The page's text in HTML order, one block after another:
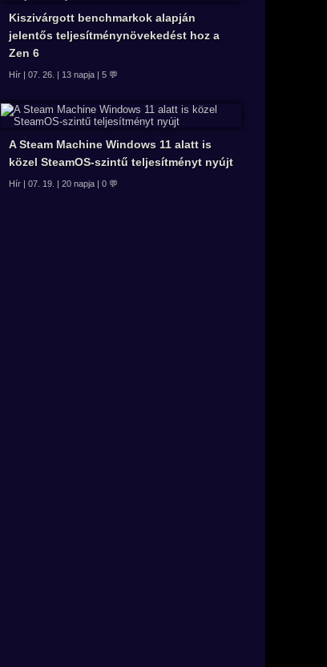
Kiszivárgott benchmarkok alapján
jelentős teljesítménynövekedést hoz a
Zen 6
Hír | 07. 26. | 13 napja | 5 💬
A Steam Machine Windows 11 alatt is
közel SteamOS-szintű teljesítményt nyújt
Hír | 07. 19. | 20 napja | 0 💬